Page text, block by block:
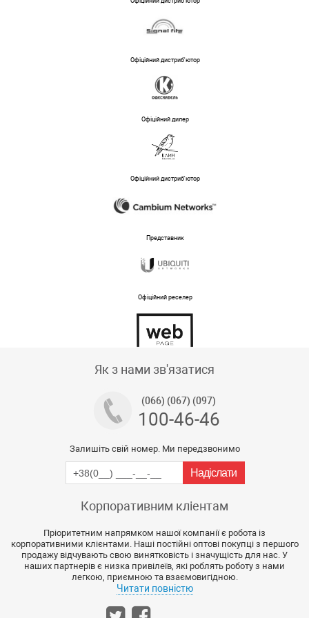
Офіційний дистриб'ютор
Офіційний дилер
Офіційний дистриб'ютор
Представник
Офіційний реселер
Як з нами зв'язатися
(066) (067) (097)
100-46-46
Залишіть свій номер. Ми передзвонимо
Корпоративним кліентам
Пріоритетним напрямком нашої компанії є робота із
корпоративними клієнтами. Наші постійні оптові покупці з першого
продажу відчувають свою винятковість і значущість для нас. У
наших партнерів є низка привілеїв, які роблять роботу з нами
легкою, приємною та взаємовигідною.
Читати повністю